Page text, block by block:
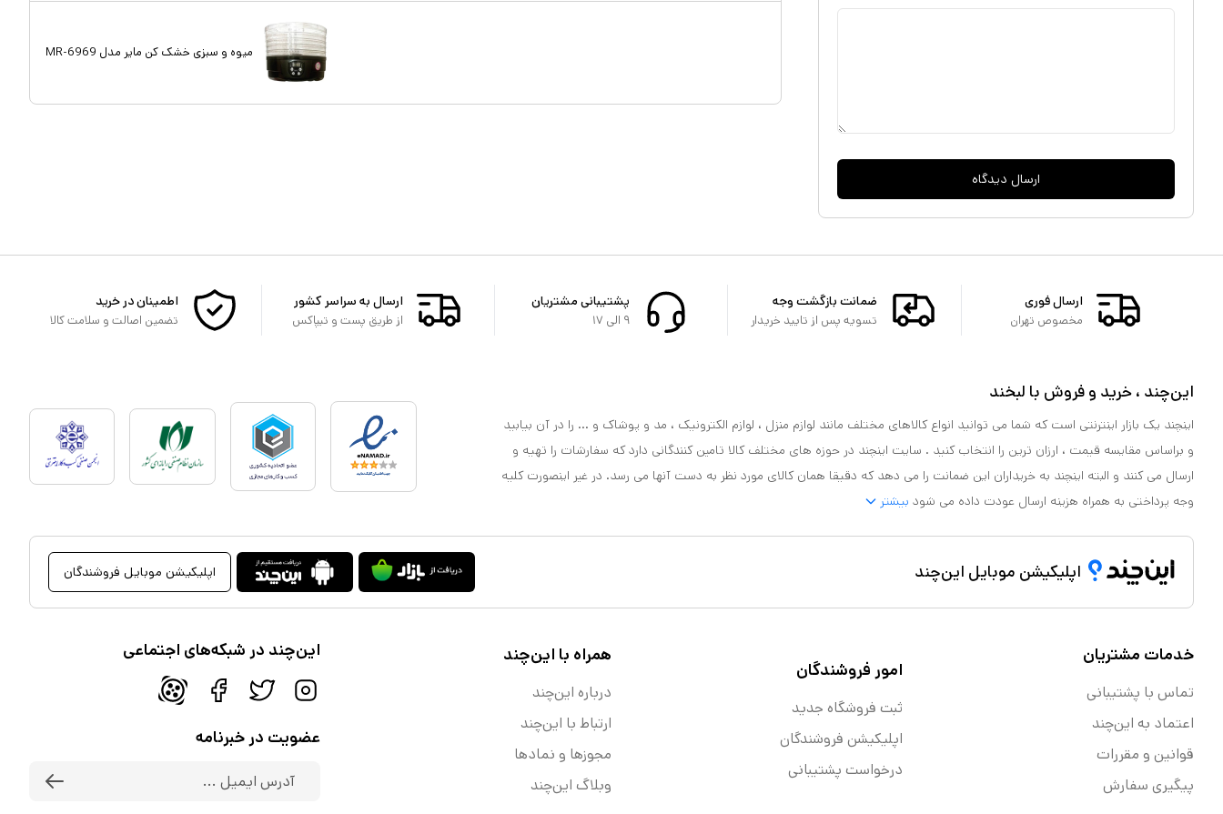
ارسال دیدگاه
میوه و سبزی خشک کن مایر مدل MR-6969
ارسال فوری
مخصوص تهران
ضمانت بازگشت وجه
تسویه پس از تایید خریدار
پشتیبانی مشتریان
۹ الی ۱۷
ارسال به سراسر کشور
از طریق پست و تیپاکس
اطمینان در خرید
تضمین اصالت و سلامت کالا
این‌چند ، خرید و فروش با لبخند
اینچند یک بازار اینترنتی است که شما می توانید انواع کالاهای مختلف مانند لوازم منزل ، لوازم الکترونیک ، مد و پوشاک و ... را در آن بیابید
و براساس مقایسه قیمت ، ارزان ترین را انتخاب کنید . سایت اینچند در حوزه های مختلف کالا تامین کنندگانی دارد که سفارشات را تهیه و
ارسال می کنند و البته اینچند به خریداران این ضمانت را می دهد که دقیقا همان کالای مورد نظر به دست آنها می رسد. در غیر اینصورت کلیه
وجه پرداختی به همراه هزینه ارسال عودت داده می شود بیشتر
اپلیکیشن موبایل این‌چند اپلیکیشن موبایل فروشندگان
خدمات مشتریان
تماس با پشتیبانی
اعتماد به این‌چند
قوانین و مقررات
پیگیری سفارش
امور فروشندگان
ثبت فروشگاه جدید
اپلیکیشن فروشندگان
درخواست پشتیبانی
همراه با این‌چند
درباره این‌چند
ارتباط با این‌چند
مجوزها و نماد‌ها
وبلاگ این‌چند
این‌چند در شبکه‌های اجتماعی
عضویت در خبرنامه